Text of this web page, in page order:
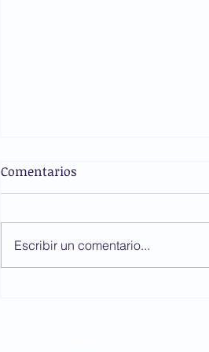
Comentarios
Escribir un comentario...